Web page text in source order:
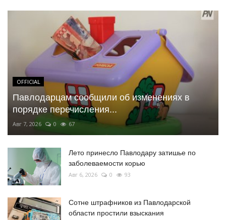
OFFICIAL
Павлодарцам сообщили об изменениях в
порядке перечисления...
Авг 7, 2026 0 67
Лето принесло Павлодару затишье по
заболеваемости корью
Авг 6, 2026 0 93
Сотне штрафников из Павлодарской
области простили взыскания